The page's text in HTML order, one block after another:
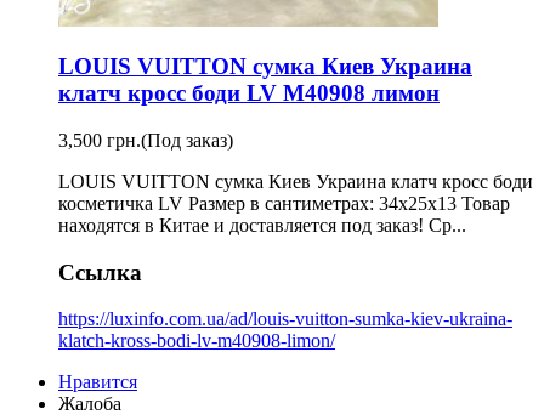
LOUIS VUITTON сумка Киев Украина
клатч кросс боди LV M40908 лимон
3,500 грн.(Под заказ)
LOUIS VUITTON сумка Киев Украина клатч кросс боди
косметичка LV Размер в сантиметрах: 34х25х13 Товар
находятся в Китае и доставляется под заказ! Ср...
Ссылка
https://luxinfo.com.ua/ad/louis-vuitton-sumka-kiev-ukraina-
klatch-kross-bodi-lv-m40908-limon/
Нравится
Жалоба